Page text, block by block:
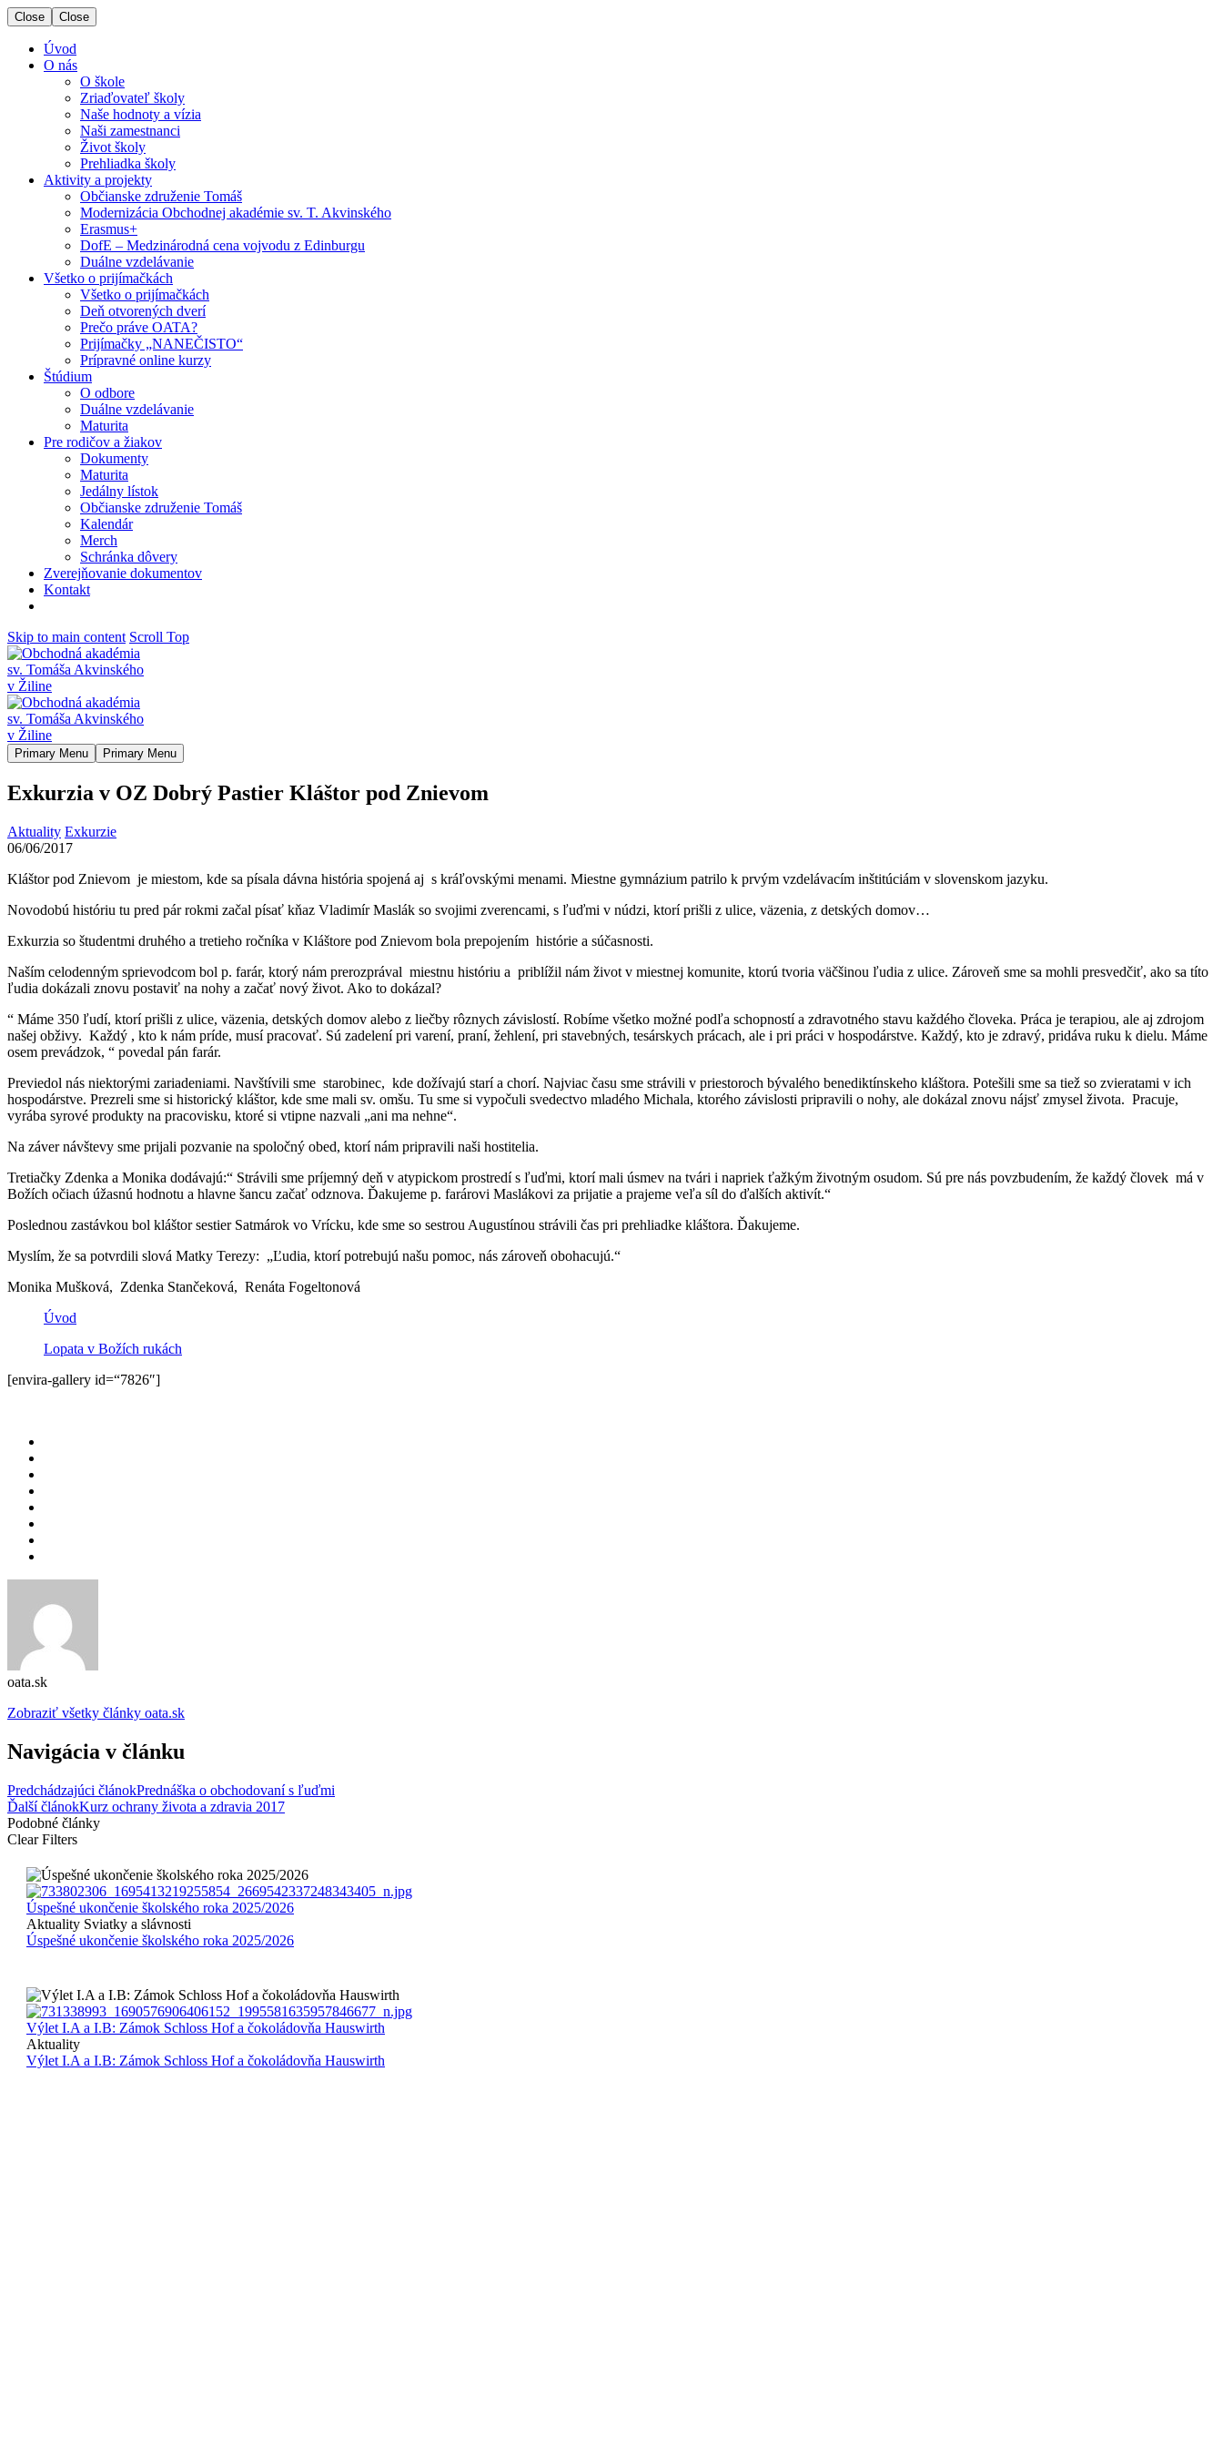
Close Close
Úvod
O nás
O škole
Zriaďovateľ školy
Naše hodnoty a vízia
Naši zamestnanci
Život školy
Prehliadka školy
Aktivity a projekty
Občianske združenie Tomáš
Modernizácia Obchodnej akadémie sv. T. Akvinského
Erasmus+
DofE – Medzinárodná cena vojvodu z Edinburgu
Duálne vzdelávanie
Všetko o prijímačkách
Všetko o prijímačkách
Deň otvorených dverí
Prečo práve OATA?
Prijímačky „NANEČISTO“
Prípravné online kurzy
Štúdium
O odbore
Duálne vzdelávanie
Maturita
Pre rodičov a žiakov
Dokumenty
Maturita
Jedálny lístok
Občianske združenie Tomáš
Kalendár
Merch
Schránka dôvery
Zverejňovanie dokumentov
Kontakt
Skip to main content Scroll Top
Primary Menu Primary Menu
Exkurzia v OZ Dobrý Pastier Kláštor pod Znievom
Aktuality Exkurzie
06/06/2017
Kláštor pod Znievom je miestom, kde sa písala dávna história spojená aj s kráľovskými menami. Miestne gymnázium patrilo k prvým vzdelávacím inštitúciám v slovenskom jazyku.
Novodobú históriu tu pred pár rokmi začal písať kňaz Vladimír Maslák so svojimi zverencami, s ľuďmi v núdzi, ktorí prišli z ulice, väzenia, z detských domov…
Exkurzia so študentmi druhého a tretieho ročníka v Kláštore pod Znievom bola prepojením histórie a súčasnosti.
Naším celodenným sprievodcom bol p. farár, ktorý nám prerozprával miestnu históriu a priblížil nám život v miestnej komunite, ktorú tvoria väčšinou ľudia z ulice. Zároveň sme sa mohli presvedčiť, ako sa títo
ľudia dokázali znovu postaviť na nohy a začať nový život. Ako to dokázal?
“ Máme 350 ľudí, ktorí prišli z ulice, väzenia, detských domov alebo z liečby rôznych závislostí. Robíme všetko možné podľa schopností a zdravotného stavu každého človeka. Práca je terapiou, ale aj zdrojom
našej obživy. Každý , kto k nám príde, musí pracovať. Sú zadelení pri varení, praní, žehlení, pri stavebných, tesárskych prácach, ale i pri práci v hospodárstve. Každý, kto je zdravý, pridáva ruku k dielu. Máme
osem prevádzok, “ povedal pán farár.
Previedol nás niektorými zariadeniami. Navštívili sme starobinec, kde dožívajú starí a chorí. Najviac času sme strávili v priestoroch bývalého benediktínskeho kláštora. Potešili sme sa tiež so zvieratami v ich
hospodárstve. Prezreli sme si historický kláštor, kde sme mali sv. omšu. Tu sme si vypočuli svedectvo mladého Michala, ktorého závislosti pripravili o nohy, ale dokázal znovu nájsť zmysel života. Pracuje,
vyrába syrové produkty na pracovisku, ktoré si vtipne nazvali „ani ma nehne“.
Na záver návštevy sme prijali pozvanie na spoločný obed, ktorí nám pripravili naši hostitelia.
Tretiačky Zdenka a Monika dodávajú:“ Strávili sme príjemný deň v atypickom prostredí s ľuďmi, ktorí mali úsmev na tvári i napriek ťažkým životným osudom. Sú pre nás povzbudením, že každý človek má v
Božích očiach úžasnú hodnotu a hlavne šancu začať odznova. Ďakujeme p. farárovi Maslákovi za prijatie a prajeme veľa síl do ďalších aktivít.“
Poslednou zastávkou bol kláštor sestier Satmárok vo Vrícku, kde sme so sestrou Augustínou strávili čas pri prehliadke kláštora. Ďakujeme.
Myslím, že sa potvrdili slová Matky Terezy: „Ľudia, ktorí potrebujú našu pomoc, nás zároveň obohacujú.“
Monika Mušková, Zdenka Stančeková, Renáta Fogeltonová
Úvod
Lopata v Božích rukách
[envira-gallery id=“7826″]
oata.sk
Zobraziť všetky články oata.sk
Navigácia v článku
Predchádzajúci článokPrednáška o obchodovaní s ľuďmi
Ďalší článokKurz ochrany života a zdravia 2017
Podobné články
Clear Filters
Úspešné ukončenie školského roka 2025/2026
Aktuality Sviatky a slávnosti
Úspešné ukončenie školského roka 2025/2026
Výlet I.A a I.B: Zámok Schloss Hof a čokoládovňa Hauswirth
Aktuality
Výlet I.A a I.B: Zámok Schloss Hof a čokoládovňa Hauswirth